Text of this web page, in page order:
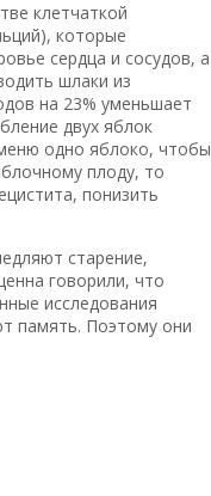
клетчаткой
которые
сердца и сосудов, а
шлаки из
на 23% уменьшает
двух яблок
одно яблоко, чтобы
плоду, то
понизить
старение,
говорили, что
исследования
память. Поэтому они